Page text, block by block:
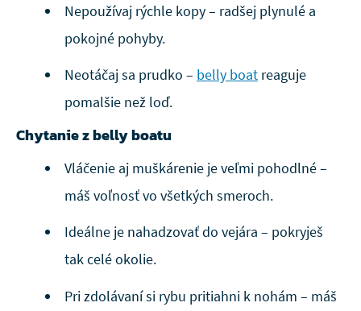
Nepoužívaj rýchle kopy – radšej plynulé a
pokojné pohyby.
Neotáčaj sa prudko – belly boat reaguje
pomalšie než loď.
Chytanie z belly boatu
Vláčenie aj muškárenie je veľmi pohodlné –
máš voľnosť vo všetkých smeroch.
Ideálne je nahadzovať do vejára – pokryješ
tak celé okolie.
Pri zdolávaní si rybu pritiahni k nohám – máš